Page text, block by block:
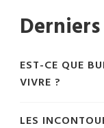
EST-CE QUE
VIVRE ?
LES